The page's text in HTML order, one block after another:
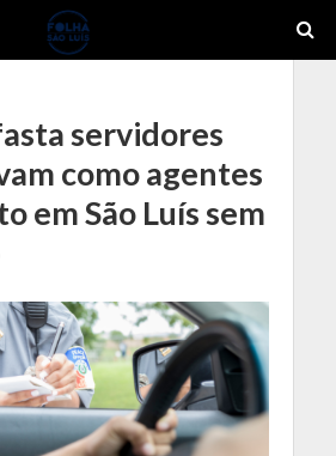
servidores
como agentes
em São Luís sem